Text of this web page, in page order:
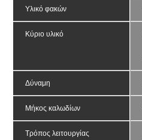
Υλικό φακών
Κύριο υλικό
Δύναμη
Μήκος καλωδίων
Τρόπος λειτουργίας